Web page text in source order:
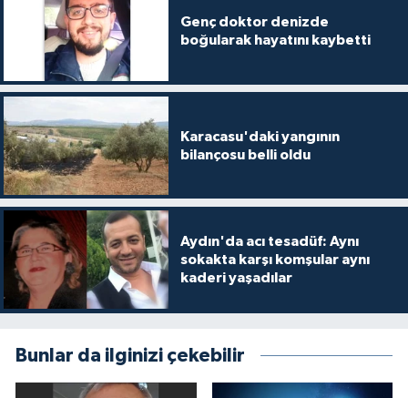
Genç doktor denizde
boğularak hayatını kaybetti
Karacasu'daki yangının
bilançosu belli oldu
Aydın'da acı tesadüf: Aynı
sokakta karşı komşular aynı
kaderi yaşadılar
Bunlar da ilginizi çekebilir